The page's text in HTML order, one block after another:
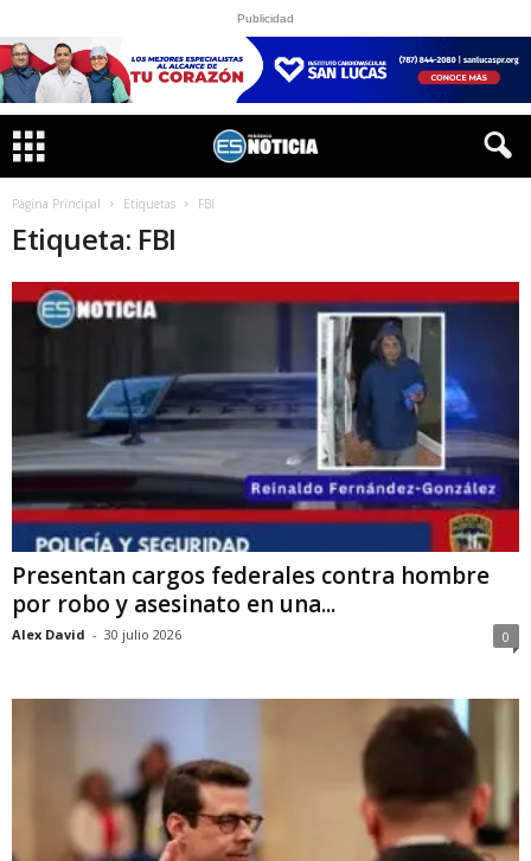
Publicidad
Página Principal Etiquetas FBI
Etiqueta: FBI
Presentan cargos federales contra hombre
por robo y asesinato en una...
Alex David - 30 julio 2026 0